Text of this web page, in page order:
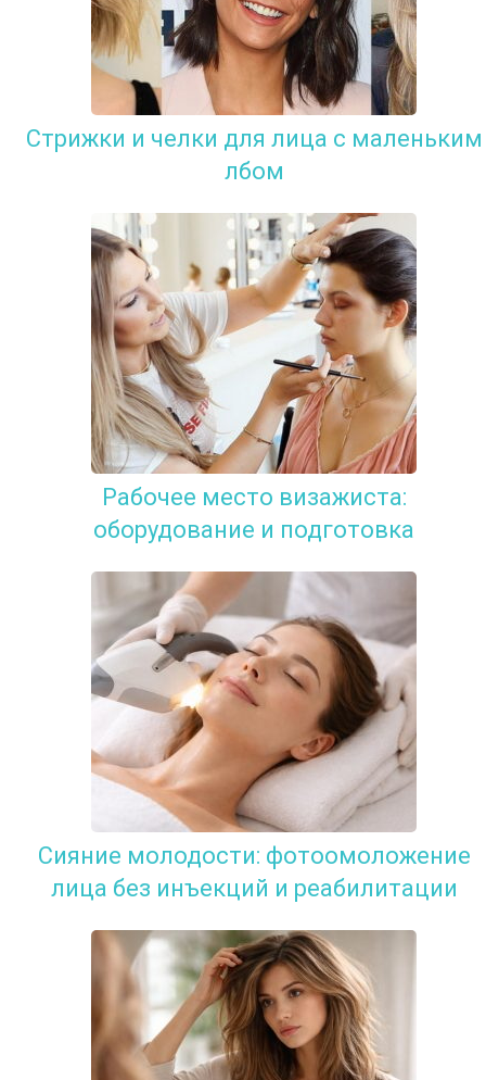
Стрижки и челки для лица с маленьким
лбом
Рабочее место визажиста:
оборудование и подготовка
Сияние молодости: фотоомоложение
лица без инъекций и реабилитации